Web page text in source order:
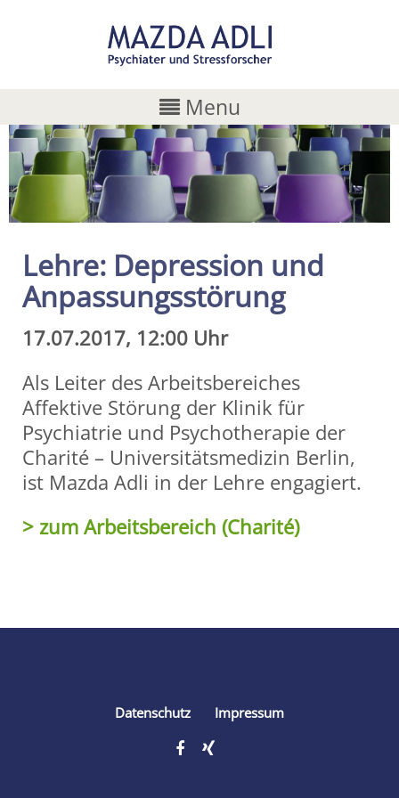
Menu
Lehre: Depression und
Anpassungsstörung
17.07.2017, 12:00 Uhr
Als Leiter des Arbeitsbereiches
Affektive Störung der Klinik für
Psychiatrie und Psychotherapie der
Charité – Universitätsmedizin Berlin,
ist Mazda Adli in der Lehre engagiert.
> zum Arbeitsbereich (Charité)
Datenschutz Impressum